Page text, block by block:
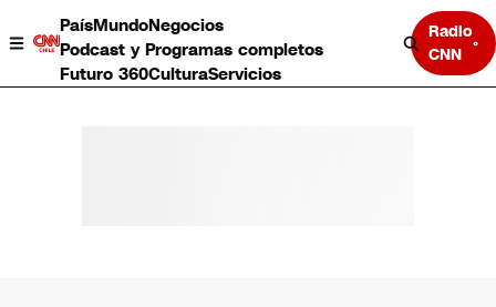
PaísMundoNegocios
Podcast y Programas completos
Futuro 360CulturaServicios
Radio
CNN